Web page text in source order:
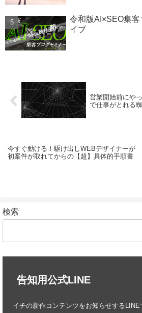
令和版AI×SEO集
イブ
営業開始前にや
で仕事がとれる
今すぐ動ける！駆け出しWEBデザイナーが
初案件が取れてからの【超】具体的手順書
検索
告知用公式LINE
イチの新作コンテンツをお知らせする